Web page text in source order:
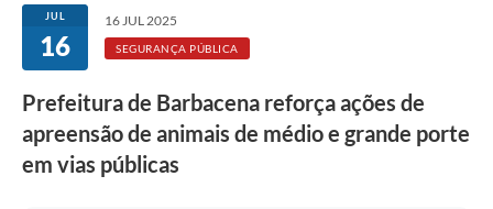
Ouvidoria
Visite Barbacena
JUL
16
16 JUL 2025
SEGURANÇA PÚBLICA
Prefeitura de Barbacena reforça ações de
apreensão de animais de médio e grande porte
em vias públicas